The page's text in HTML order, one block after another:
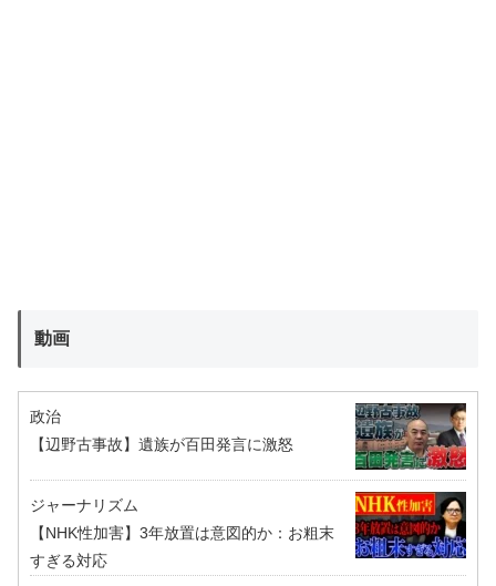
動画
政治
【辺野古事故】遺族が百田発言に激怒
ジャーナリズム
【NHK性加害】3年放置は意図的か：お粗末
すぎる対応